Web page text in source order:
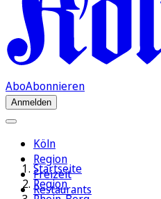
AboAbonnieren
Anmelden
Köln
Region
Freizeit
Restaurants
Startseite
Region